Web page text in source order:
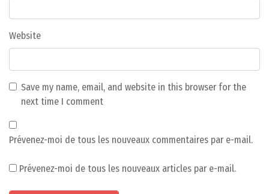
Website
Save my name, email, and website in this browser for the
next time I comment
Prévenez-moi de tous les nouveaux commentaires par e-mail.
Prévenez-moi de tous les nouveaux articles par e-mail.